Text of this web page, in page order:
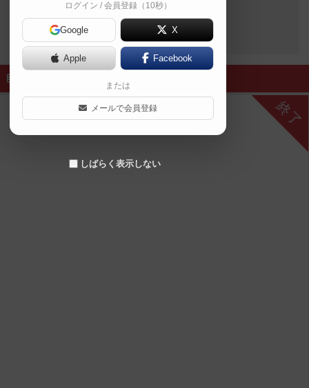
開催予定のイベントはありません
終了
ログイン / 会員登録（10秒）
Google X
Apple Facebook
または
メールで会員登録
しばらく表示しない